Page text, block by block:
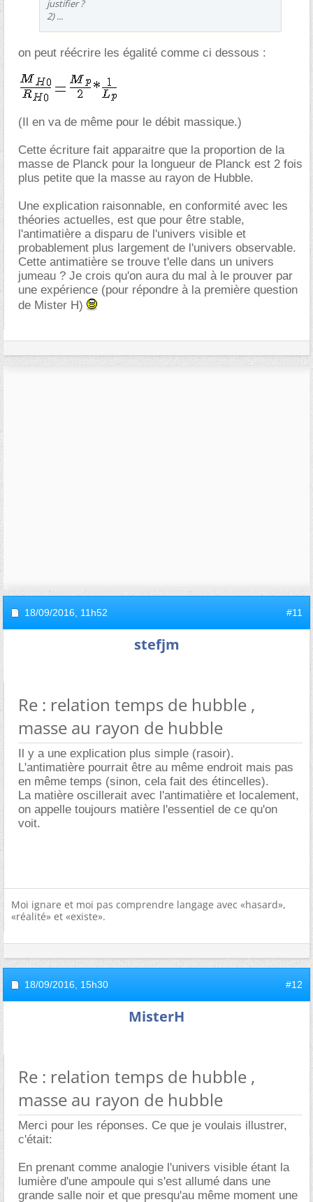
justifier ?
2) ...
on peut réécrire les égalité comme ci dessous :
(Il en va de même pour le débit massique.)
Cette écriture fait apparaitre que la proportion de la
masse de Planck pour la longueur de Planck est 2 fois
plus petite que la masse au rayon de Hubble.
Une explication raisonnable, en conformité avec les
théories actuelles, est que pour être stable,
l'antimatière a disparu de l'univers visible et
probablement plus largement de l'univers observable.
Cette antimatière se trouve t'elle dans un univers
jumeau ? Je crois qu'on aura du mal à le prouver par
une expérience (pour répondre à la première question
de Mister H)
18/09/2016, 11h52 #11
stefjm
Re : relation temps de hubble ,
masse au rayon de hubble
Il y a une explication plus simple (rasoir).
L'antimatière pourrait être au même endroit mais pas
en même temps (sinon, cela fait des étincelles).
La matière oscillerait avec l'antimatière et localement,
on appelle toujours matière l'essentiel de ce qu'on
voit.
Moi ignare et moi pas comprendre langage avec «hasard»,
«réalité» et «existe».
18/09/2016, 15h30 #12
MisterH
Re : relation temps de hubble ,
masse au rayon de hubble
Merci pour les réponses. Ce que je voulais illustrer,
c'était:
En prenant comme analogie l'univers visible étant la
lumière d'une ampoule qui s'est allumé dans une
grande salle noir et que presqu'au même moment une